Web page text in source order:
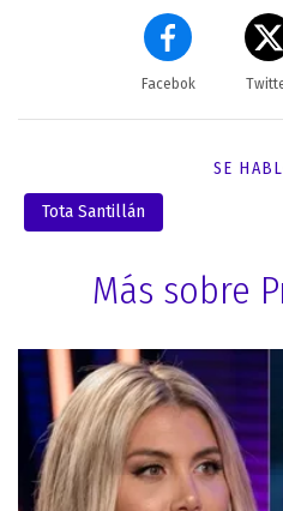
Facebok
SE
Tota Santillán
Más sobre